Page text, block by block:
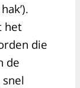
het
die
de